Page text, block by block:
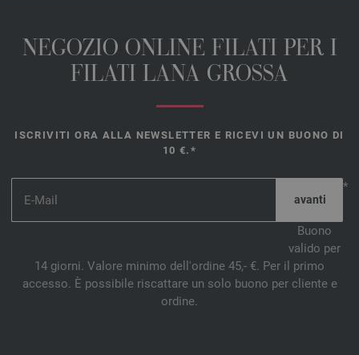
NEGOZIO ONLINE FILATI PER I
FILATI LANA GROSSA
ISCRIVITI ORA ALLA NEWSLETTER E RICEVI UN BUONO DI
10 €.*
*
Buono
valido per
14 giorni. Valore minimo dell'ordine 45,- €. Per il primo
accesso. È possibile riscattare un solo buono per cliente e
ordine.